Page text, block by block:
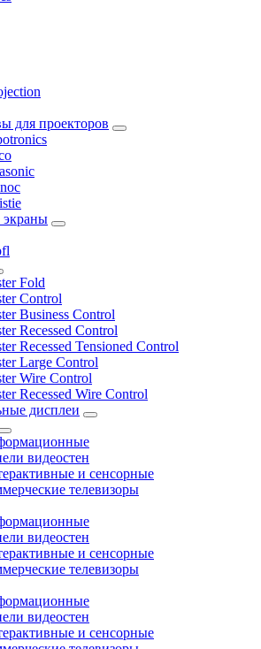
для проекторов
Fold
Control
Business Control
Recessed Control
Recessed Tensioned Control
Large Control
Wire Control
Recessed Wire Control
дисплеи
видеостен
и сенсорные
телевизоры
видеостен
и сенсорные
телевизоры
видеостен
и сенсорные